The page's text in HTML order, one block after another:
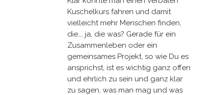
Kuschelkurs fahren und damit
vielleicht mehr Menschen finden,
die…. ja, die was? Gerade für ein
Zusammenleben oder ein
gemeinsames Projekt, so wie Du es
ansprichst, ist es wichtig ganz offen
und ehrlich zu sein und ganz klar
zu sagen, was man mag und was